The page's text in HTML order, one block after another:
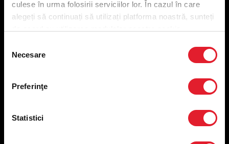
culese în urma folosirii serviciilor lor. În cazul în care
alegeți să continuați să utilizați platforma noastră, sunteți
consimțământului
Necesare
Preferinţe
Statistici
Contact
Utile
Politica privind prelucrarea datelor
Preferințe cookies